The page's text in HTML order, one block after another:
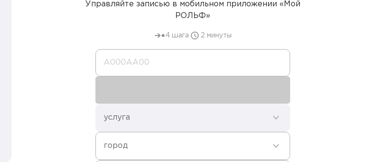
Управляйте записью в мобильном приложении «Мой
РОЛЬФ»
4 шага 2 минуты
А000AA00
услуга
город